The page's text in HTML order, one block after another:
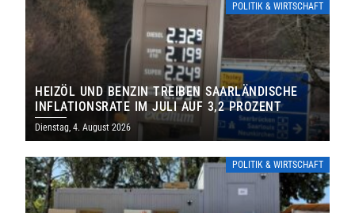
POLITIK & WIRTSCHAFT
HEIZÖL UND BENZIN TREIBEN SAARLÄNDISCHE
INFLATIONSRATE IM JULI AUF 3,2 PROZENT
Dienstag, 4. August 2026
POLITIK & WIRTSCHAFT